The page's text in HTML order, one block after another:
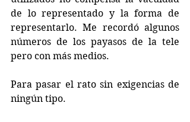
de lo representado y la forma de
representarlo. Me recordó algunos
números de los payasos de la tele
pero con más medios.
Para pasar el rato sin exigencias de
ningún tipo.